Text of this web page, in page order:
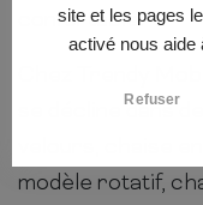
site et les pages
activé nous aide
Refuser
confortable.
Chez Trendy
se décline dans
modèle rotatif,